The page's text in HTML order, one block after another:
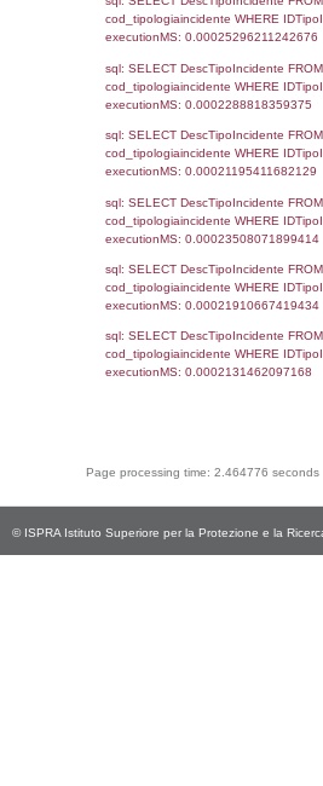
rofi.DescAltro
sql: SELECT
JOIN